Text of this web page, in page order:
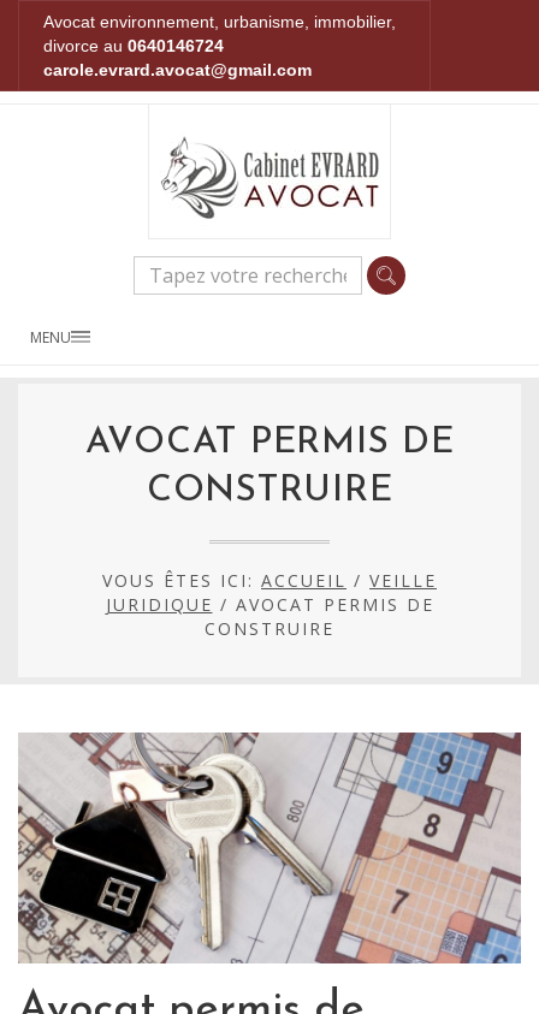
Avocat environnement, urbanisme, immobilier,
divorce au 0640146724
carole.evrard.avocat@gmail.com
MENU
AVOCAT PERMIS DE
CONSTRUIRE
VOUS ÊTES ICI: ACCUEIL / VEILLE
JURIDIQUE / AVOCAT PERMIS DE
CONSTRUIRE